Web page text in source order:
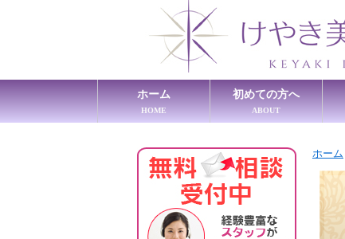
ホーム
HOME
初めての方へ
ABOUT
ホーム